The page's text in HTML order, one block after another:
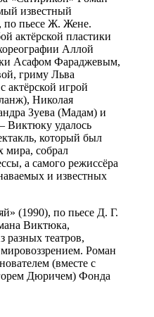
известный
по пьесе Ж. Жене.
актёрской пластики
Аллой
Асафом Фараджевым,
гриму Льва
актёрской игрой
Николая
Зуева (Мадам) и
Виктюку удалось
который был
мира, собрал
а самого режиссёра
и известных
(1990), по пьесе Д. Г.
Виктюка,
разных театров,
Роман
(вместе с
Дюричем) Фондa